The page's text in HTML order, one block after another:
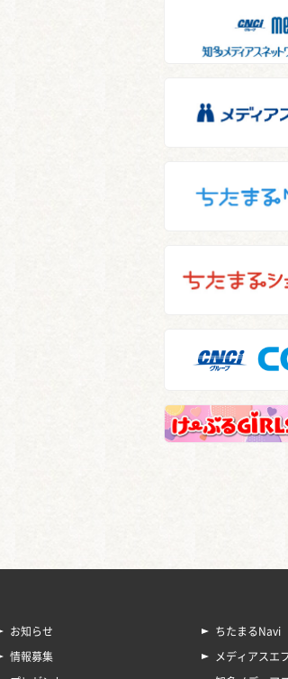
お知らせ
情報募集
ちたまるNavi
メディアスエ